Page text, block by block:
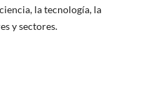
la tecnología, la
y sectores.